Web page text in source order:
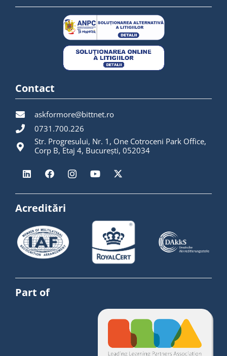
Contact
askformore@bittnet.ro
0731.700.226
Str. Progresului, Nr. 1, One Cotroceni Park Office,
Corp B, Etaj 4, București, 052034
Acreditări
Part of